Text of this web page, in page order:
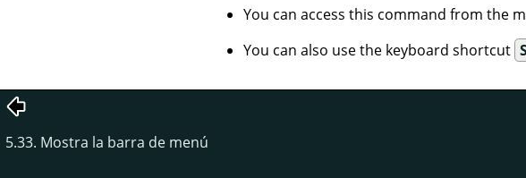
You can access this command from the
You can also use the keyboard shortcut
5.33. Mostra la barra de menú